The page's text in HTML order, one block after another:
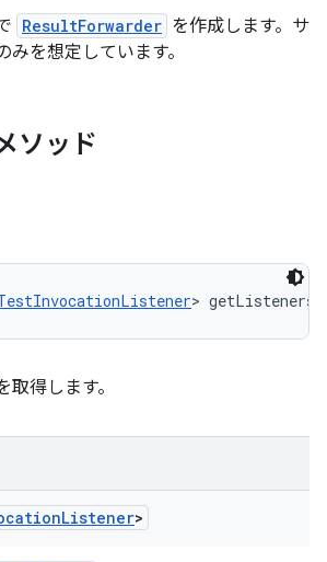
ResultForwarder を作成します。サ
を想定しています。
ソッド
>
得します。
Listener>